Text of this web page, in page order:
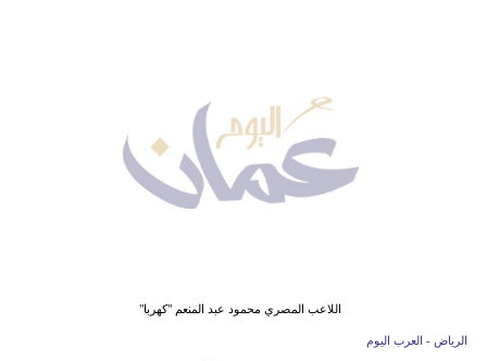
اللاعب المصري محمود عبد المنعم "كهربا"
الرياض - العرب اليوم